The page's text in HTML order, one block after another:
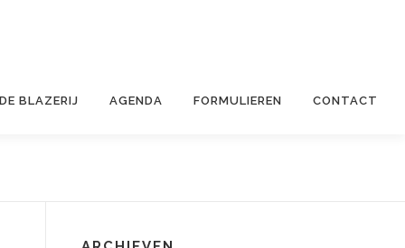
BLAZERIJ AGENDA FORMULIEREN CONTACT